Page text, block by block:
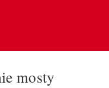
mosty